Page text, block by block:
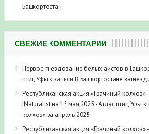
Башкортостан
СВЕЖИЕ КОММЕНТАРИИ
Первое гнездование белых аистов в
птиц Уфы к записи В Башкортостане
Республиканская акция «Грачиный колхоз»
INaturalist на 15 мая 2025 - Атлас птиц Уфы к
колхоз» за апрель 2025
Республиканская акция «Грачиный колхоз»